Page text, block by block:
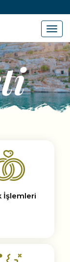
Menu
İşlemleri